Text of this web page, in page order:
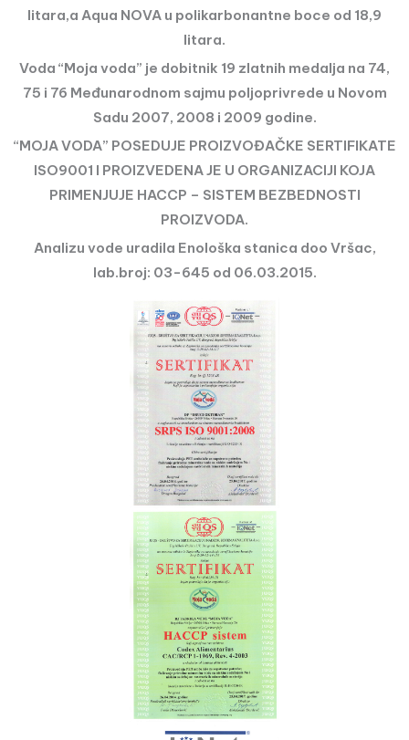
litara,a Aqua NOVA u polikarbonantne boce od 18,9
litara.
Voda “Moja voda” je dobitnik 19 zlatnih medalja na 74,
75 i 76 Međunarodnom sajmu poljoprivrede u Novom
Sadu 2007, 2008 i 2009 godine.
“MOJA VODA” POSEDUJE PROIZVOĐAČKE SERTIFIKATE
ISO9001 I PROIZVEDENA JE U ORGANIZACIJI KOJA
PRIMENJUJE HACCP – SISTEM BEZBEDNOSTI
PROIZVODA.
Analizu vode uradila Enološka stanica doo Vršac,
lab.broj: 03-645 od 06.03.2015.